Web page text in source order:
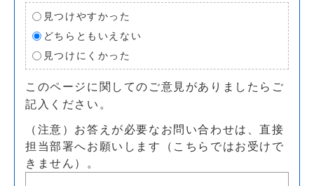
見つけやすかった
どちらともいえない
見つけにくかった
このページに関してのご意見がありましたらご
記入ください。
（注意）お答えが必要なお問い合わせは、直接
担当部署へお願いします（こちらではお受けで
きません）。